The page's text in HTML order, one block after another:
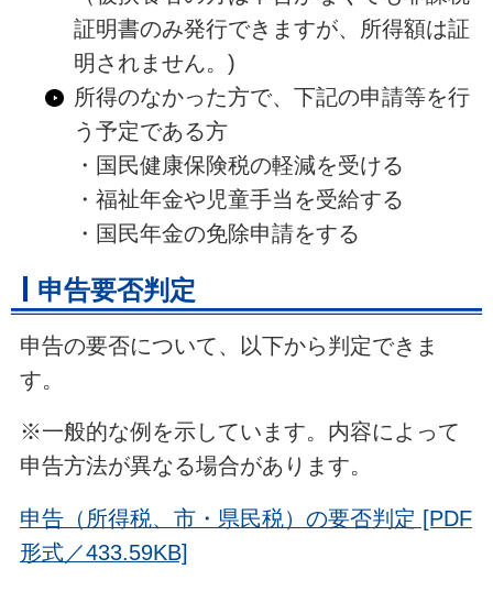
証明書のみ発行できますが、所得額は証
明されません。)
所得のなかった方で、下記の申請等を行
う予定である方
・国民健康保険税の軽減を受ける
・福祉年金や児童手当を受給する
・国民年金の免除申請をする
申告要否判定
申告の要否について、以下から判定できま
す。
※一般的な例を示しています。内容によって
申告方法が異なる場合があります。
申告（所得税、市・県民税）の要否判定 [PDF
形式／433.59KB]